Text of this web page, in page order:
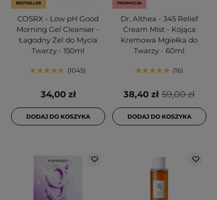
BESTSELLER
COSRX - Low pH Good
Morning Gel Cleanser -
Łagodny Żel do Mycia
Twarzy - 150ml
1045
34,00 zł
DODAJ DO KOSZYKA
PROMOCJA
Dr. Althea - 345 Relief
Cream Mist - Kojąca
Kremowa Mgiełka do
Twarzy - 60ml
16
59,00 zł
38,40 zł
DODAJ DO KOSZYKA